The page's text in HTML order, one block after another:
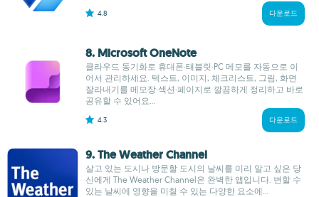
4.8 다운로드
8. Microsoft OneNote
클라우드 동기화로 휴대폰·태블릿·PC 메모를 자동으로 이
어서 관리하세요. 텍스트, 이미지, 체크리스트, 그림, 화면
잘라내기를 메모장·섹션·페이지로 깔끔하게 정리하고 바로
공유할 수 있어요...
4.3 다운로드
9. The Weather Channel
살고 있는 도시나 방문할 도시의 날씨를 미리 알고 싶은 당
신에게 The Weather Channel은 완벽한 앱입니다. 변할 수
있는 날씨에 영향을 미칠 수 있는 다양한 요소에...